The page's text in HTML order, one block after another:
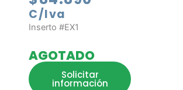
C/Iva
Inserto #EX1
AGOTADO
Solicitar
información